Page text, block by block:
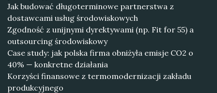
Jak budować długoterminowe partnerstwa z
dostawcami usług środowiskowych
Zgodność z unijnymi dyrektywami (np. Fit for 55) a
outsourcing środowiskowy
Case study: jak polska firma obniżyła emisje CO2 o
40% — konkretne działania
Korzyści finansowe z termomodernizacji zakładu
produkcyjnego